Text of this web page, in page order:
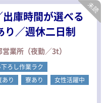
～180km
ま市、川口市、越谷
ンを取る業務はほぼ
の場所が無人のた
やり取りが最小限で済
す。
荷物を指定の場所に
庫時間が選べる
り／週休二日制
業所（夜勤／3t）
ろし作業ラク
り 寮あり
女性活躍中